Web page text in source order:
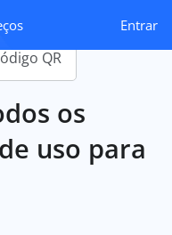
Entrar
QR
os
uso para